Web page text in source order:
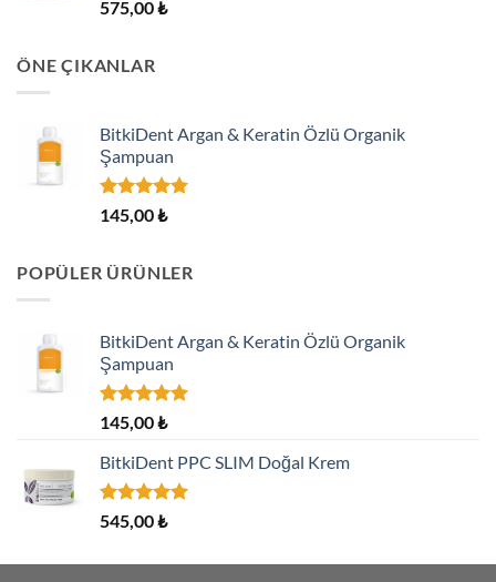
5 üzerinden
4.82oy
575,00₺
ÖNE ÇIKANLAR
BitkiDent Argan & Keratin Özlü Organik
Şampuan
5 üzerinden
5.00oy
145,00₺
POPÜLER ÜRÜNLER
BitkiDent Argan & Keratin Özlü Organik
Şampuan
5 üzerinden
5.00oy
aldı
145,00₺
BitkiDent PPC SLIM Doğal Krem
5 üzerinden
5.00oy
545,00₺